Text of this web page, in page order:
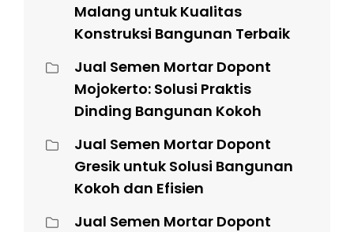
Malang untuk Kualitas
Konstruksi Bangunan Terbaik
Jual Semen Mortar Dopont
Mojokerto: Solusi Praktis
Dinding Bangunan Kokoh
Jual Semen Mortar Dopont
Gresik untuk Solusi Bangunan
Kokoh dan Efisien
Jual Semen Mortar Dopont